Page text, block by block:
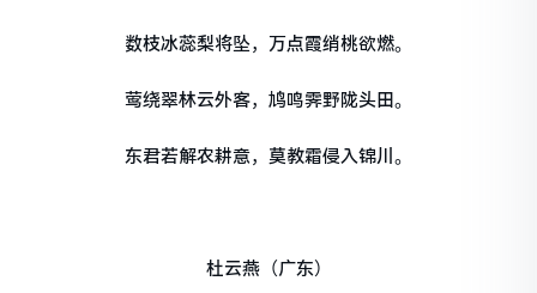
数枝冰蕊梨将坠，万点霞绡桃欲燃。
莺绕翠林云外客，鸠鸣霁野陇头田。
东君若解农耕意，莫教霜侵入锦川。
杜云燕（广东）